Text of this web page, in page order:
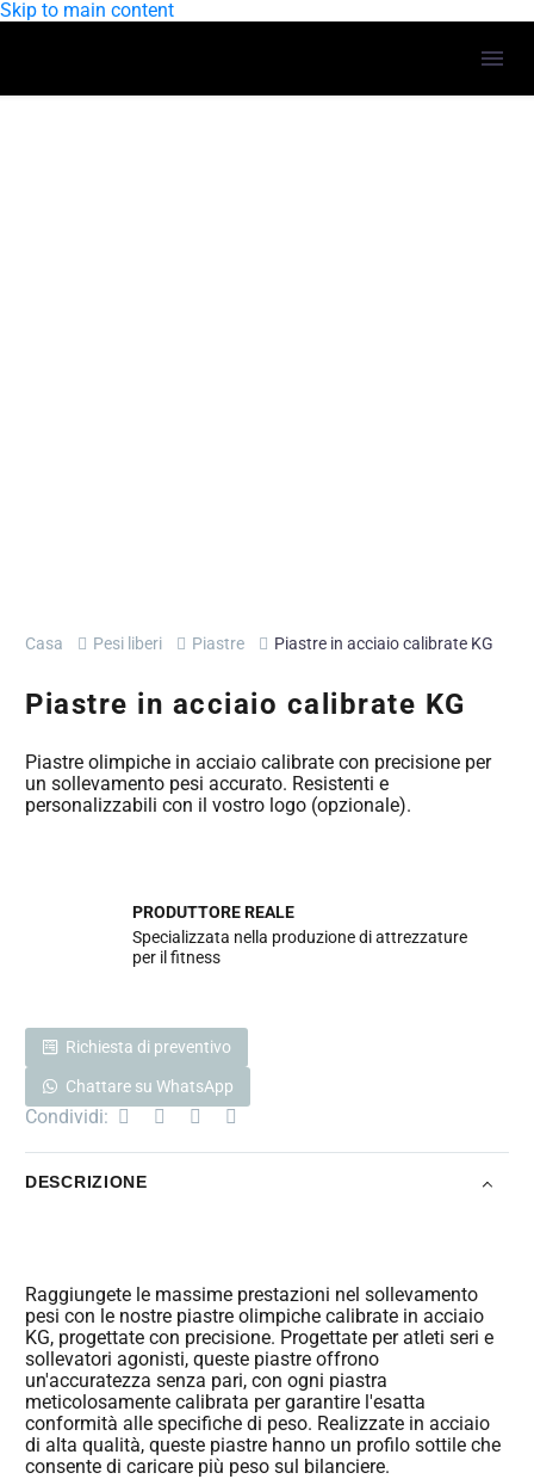
Skip to main content
Casa Pesi liberi Piastre Piastre in acciaio calibrate KG
Piastre in acciaio calibrate KG
Piastre olimpiche in acciaio calibrate con precisione per
un sollevamento pesi accurato. Resistenti e
personalizzabili con il vostro logo (opzionale).
PRODUTTORE REALE
Specializzata nella produzione di attrezzature
per il fitness
Richiesta di preventivo
Chattare su WhatsApp
Condividi:
DESCRIZIONE
Raggiungete le massime prestazioni nel sollevamento
pesi con le nostre piastre olimpiche calibrate in acciaio
KG, progettate con precisione. Progettate per atleti seri e
sollevatori agonisti, queste piastre offrono
un'accuratezza senza pari, con ogni piastra
meticolosamente calibrata per garantire l'esatta
conformità alle specifiche di peso. Realizzate in acciaio
di alta qualità, queste piastre hanno un profilo sottile che
consente di caricare più peso sul bilanciere.